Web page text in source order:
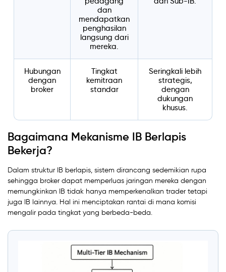
dan
mendapatkan
penghasilan
langsung dari
mereka.
Hubungan
dengan
broker
Tingkat
kemitraan
standar
Seringkali lebih
strategis,
dengan
dukungan
khusus.
Bagaimana Mekanisme IB Berlapis
Bekerja?
Dalam struktur IB berlapis, sistem dirancang sedemikian rupa
sehingga broker dapat memperluas jaringan mereka dengan
memungkinkan IB tidak hanya memperkenalkan trader tetapi
juga IB lainnya. Hal ini menciptakan rantai di mana komisi
mengalir pada tingkat yang berbeda-beda.